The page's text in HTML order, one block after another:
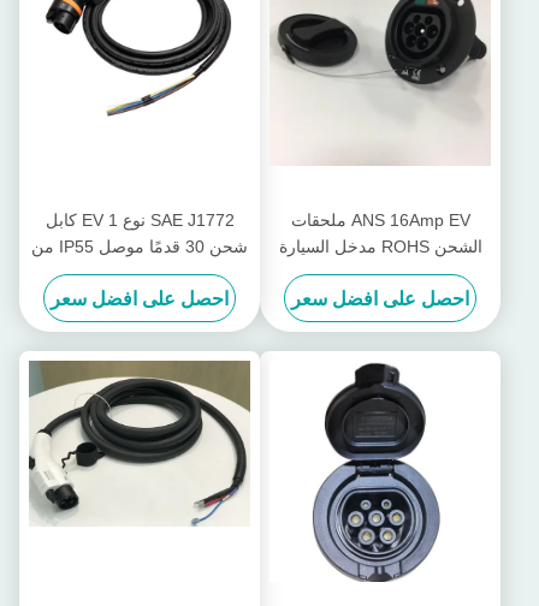
ANS 16Amp EV ملحقات
الشحن ROHS مدخل السيارة
الكهربائية
احصل على افضل سعر
SAE J1772 نوع 1 EV كابل
شحن 30 قدمًا موصل IP55 من
النوع 1 EV مقاوم للماء
احصل على افضل سعر